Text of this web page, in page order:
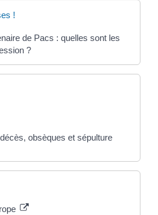
!
de Pacs : quelles sont les
?
obsèques et sépulture